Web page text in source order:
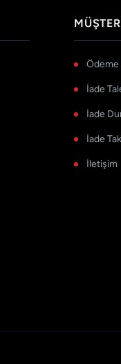
Ödeme
İade
İade
İade
İletişim